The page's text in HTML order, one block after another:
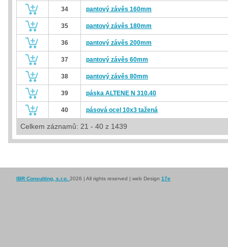
34 pantový závěs 160mm
35 pantový závěs 180mm
36 pantový závěs 200mm
37 pantový závěs 60mm
38 pantový závěs 80mm
39 páska ALTENE N 310.40
40 pásová ocel 10x3 tažená
Celkem záznamů: 21 - 40 z 1439
IBR Consulting, s.r.o. 2026 | All rights reserved | web Design 17e